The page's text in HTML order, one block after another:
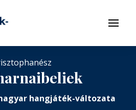
Menü
hangjáték-változata